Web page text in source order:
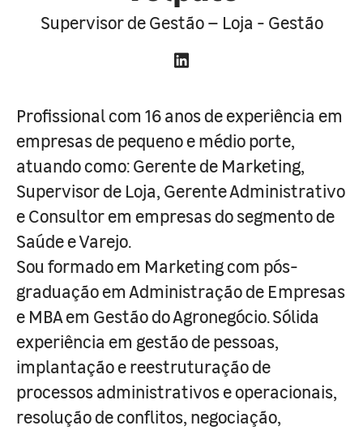
Supervisor de Gestão – Loja - Gestão
Profissional com 16 anos de experiência em
empresas de pequeno e médio porte,
atuando como: Gerente de Marketing,
Supervisor de Loja, Gerente Administrativo
e Consultor em empresas do segmento de
Saúde e Varejo.
Sou formado em Marketing com pós-
graduação em Administração de Empresas
e MBA em Gestão do Agronegócio. Sólida
experiência em gestão de pessoas,
implantação e reestruturação de
processos administrativos e operacionais,
resolução de conflitos, negociação,